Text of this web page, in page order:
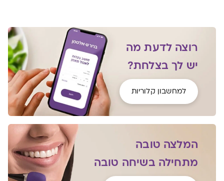
רוצה לדעת מה
יש לך בצלחת?
למחשבון קלוריות
המלצה טובה
מתחילה בשיחה טובה